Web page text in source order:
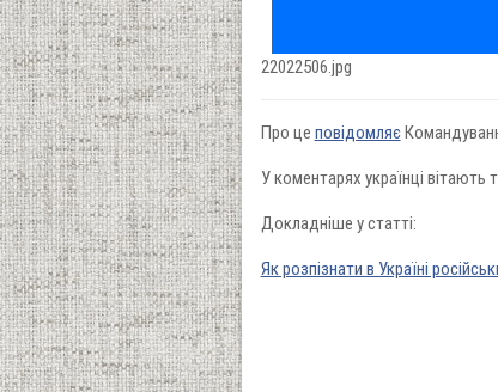
22022506.jpg
Про це повідомляє
У коментарях українці вітають
Докладніше у статті:
Як розпізнати в Україні